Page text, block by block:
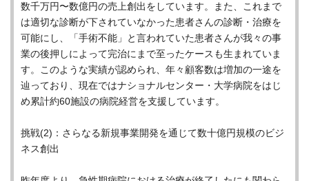
数千万円〜数億円の売上創出をしています。また、これまで
は適切な診断が下されていなかった患者さんの診断・治療を
可能にし、「手術不能」と言われていた患者さんが我々の事
業の後押しによって完治にまで至ったケースも生まれていま
す。このような実績が認められ、年々顧客数は増加の一途を
辿っており、現在ではナショナルセンター・大学病院をはじ
め累計約60施設の病院経営を支援しています。
挑戦(2)：さらなる新規事業開発を通じて数十億円規模のビジ
ネス創出